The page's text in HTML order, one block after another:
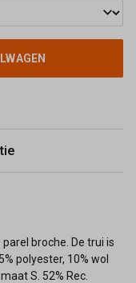
broche. De trui is
polyester, 10% wol
S. 52% Rec.